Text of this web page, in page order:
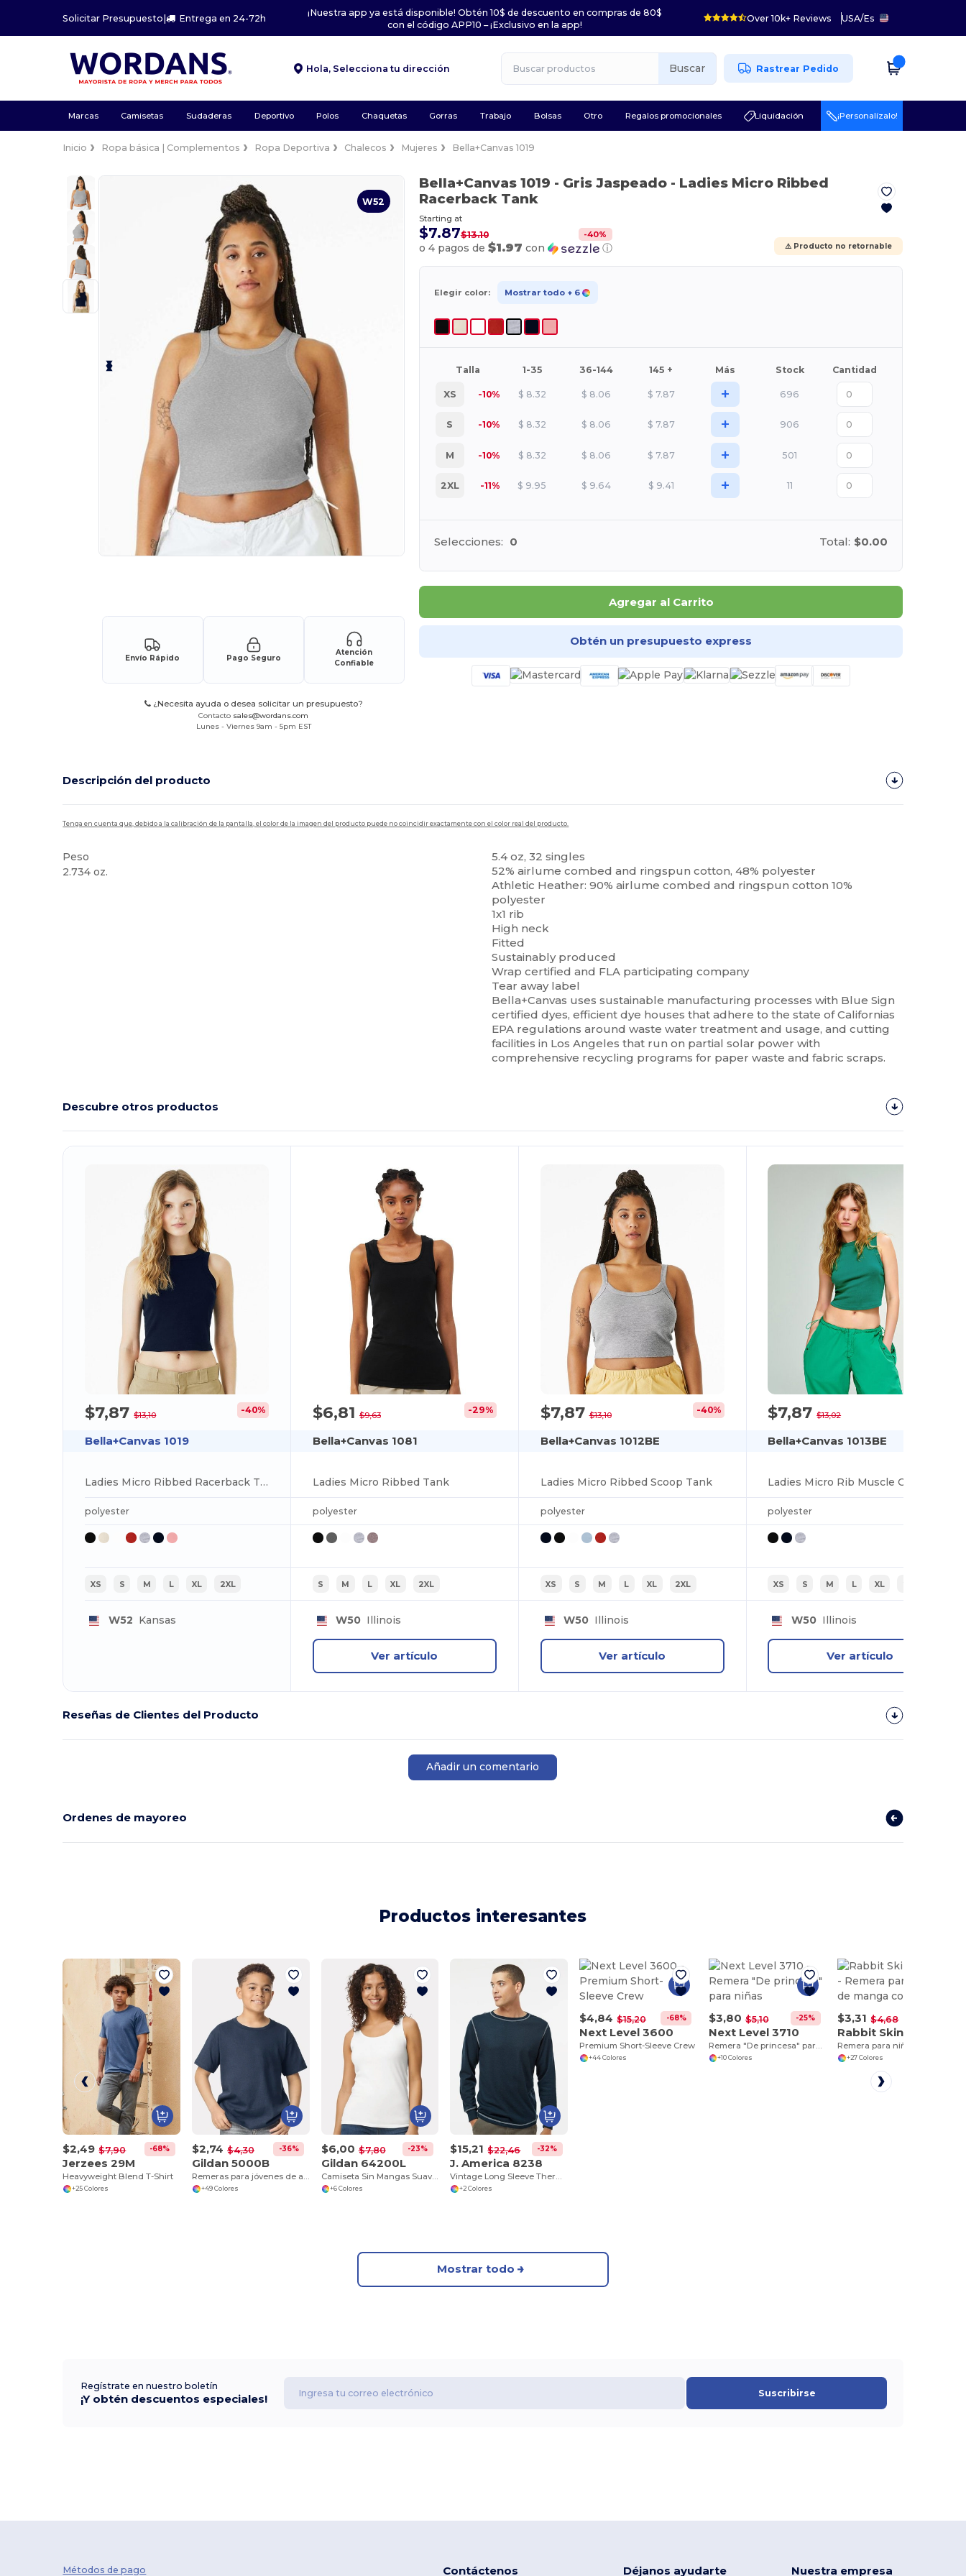
Solicitar Presupuesto| Entrega en 24-72h
¡Nuestra app ya está disponible! Obtén 10$ de descuento en compras de 80$
con el código APP10 – ¡Exclusivo en la app!
Over 10k+ Reviews USA/Es
Hola, Selecciona tu dirección Buscar Rastrear Pedido
Marcas Camisetas Sudaderas Deportivo Polos Chaquetas Gorras Trabajo Bolsas Otro Regalos promocionales Liquidación ¡Personalízalo!
Inicio Ropa básica | Complementos Ropa Deportiva Chalecos Mujeres Bella+Canvas 1019
W52
Envío Rápido Pago Seguro
Atención
Confiable
¿Necesita ayuda o desea solicitar un presupuesto?
Contacto sales@wordans.com
Lunes - Viernes 9am - 5pm EST
Bella+Canvas 1019 - Gris Jaspeado- Ladies Micro Ribbed
Racerback Tank
Starting at
$7.87$13.10 -40%
o 4 pagos de $1.97 con ⓘ ⚠️ Producto no retornable
Elegir color: Mostrar todo + 6
Talla 1-35 36-144 145 + Más Stock Cantidad
XS -10% $ 8.32 $ 8.06 $ 7.87 + 696
S -10% $ 8.32 $ 8.06 $ 7.87 + 906
M -10% $ 8.32 $ 8.06 $ 7.87 + 501
2XL -11% $ 9.95 $ 9.64 $ 9.41 + 11
Selecciones: 0 Total: $0.00
Agregar al Carrito
Obtén un presupuesto express
Descripción del producto
Tenga en cuenta que, debido a la calibración de la pantalla, el color de la imagen del producto puede no coincidir exactamente con el color real del producto.
Peso
2.734 oz.
5.4 oz, 32 singles
52% airlume combed and ringspun cotton, 48% polyester
Athletic Heather: 90% airlume combed and ringspun cotton 10%
polyester
1x1 rib
High neck
Fitted
Sustainably produced
Wrap certified and FLA participating company
Tear away label
Bella+Canvas uses sustainable manufacturing processes with Blue Sign
certified dyes, efficient dye houses that adhere to the state of Californias
EPA regulations around waste water treatment and usage, and cutting
facilities in Los Angeles that run on partial solar power with
comprehensive recycling programs for paper waste and fabric scraps.
Descubre otros productos
$7,87$13,10 -40%
Bella+Canvas 1019
Ladies Micro Ribbed Racerback Tank
polyester
XS S M L XL 2XL
W52 Kansas
$6,81 $9,63 -29%
Bella+Canvas 1081
Ladies Micro Ribbed Tank
polyester
S M L XL 2XL
W50 Illinois
Ver artículo
$7,87$13,10 -40%
Bella+Canvas 1012BE
Ladies Micro Ribbed Scoop Tank
polyester
XS S M L XL 2XL
W50 Illinois
Ver artículo
$7,87$13,02
Bella+Canvas 1013BE
polyester
XS S M L XL
W50Illinois
Ver artículo
Reseñas de Clientes del Producto
Añadir un comentario
Ordenes de mayoreo
Productos interesantes
$2,49 $7,90 -68%
Jerzees 29M
Heavyweight Blend T-Shirt
+25 Colores
$2,74 $4,30 -36%
Gildan 5000B
Remeras para jóvenes de algodón grueso al por mayor
+49 Colores
$6,00 $7,80 -23%
Gildan 64200L
Camiseta Sin Mangas Suave y Confortable Gildan
+6 Colores
$15,21 $22,46 -32%
J. America 8238
Vintage Long Sleeve Thermal T-Shirt
+2 Colores
$4,84 $15,20 -68%
Next Level 3600
Premium Short-Sleeve Crew
+44 Colores
$3,80 $5,10 -25%
Next Level 3710
+10 Colores
$3,31 $4,68
Rabbit Skins 3301T
+27 Colores
Mostrar todo
Regístrate en nuestro boletín
¡Y obtén descuentos especiales! Suscribirse
Métodos de pago Contáctenos Déjanos ayudarte Nuestra empresa